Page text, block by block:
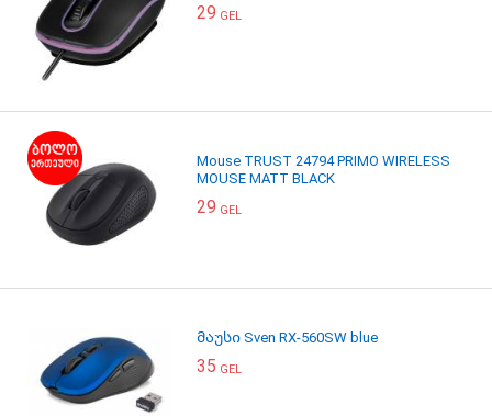
29 GEL
Mouse TRUST 24794 PRIMO WIRELESS
MOUSE MATT BLACK
29 GEL
მაუსი Sven RX-560SW blue
35 GEL